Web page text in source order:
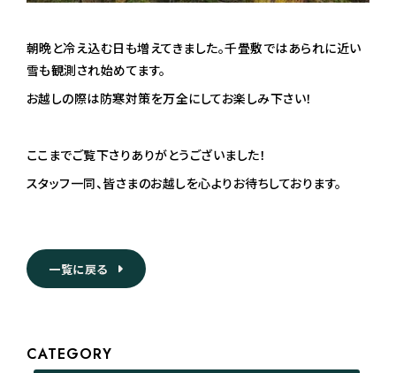
朝晩と冷え込む日も増えてきました。千畳敷ではあられに近い
雪も観測され始めてます。
お越しの際は防寒対策を万全にしてお楽しみ下さい！
ここまでご覧下さりありがとうございました！
スタッフ一同、皆さまのお越しを心よりお待ちしております。
一覧に戻る
CATEGORY